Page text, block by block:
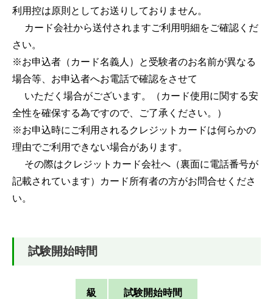
利用控は原則としてお送りしておりません。
カード会社から送付されますご利用明細をご確認くだ
さい。
※お申込者（カード名義人）と受験者のお名前が異なる
場合等、お申込者へお電話で確認をさせて
いただく場合がございます。（カード使用に関する安
全性を確保する為ですので、ご了承ください。）
※お申込時にご利用されるクレジットカードは何らかの
理由でご利用できない場合があります。
その際はクレジットカード会社へ（裏面に電話番号が
記載されています）カード所有者の方がお問合せくださ
い。
試験開始時間
級 試験開始時間